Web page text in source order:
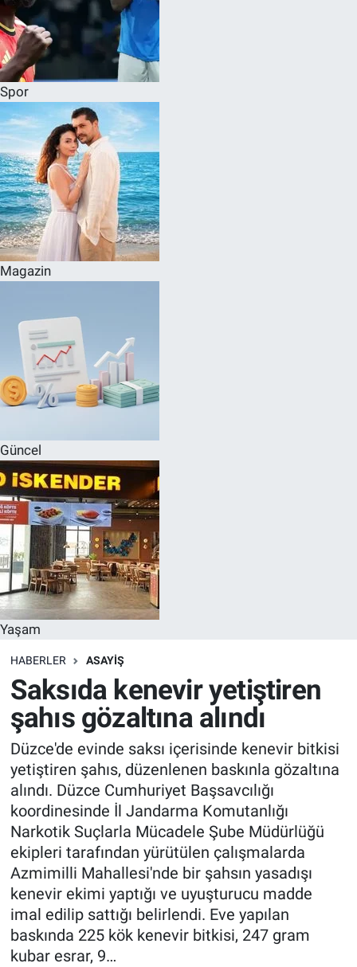
Spor
Magazin
Güncel
Yaşam
HABERLER ASAYIŞ
Saksıda kenevir yetiştiren
şahıs gözaltına alındı
Düzce'de evinde saksı içerisinde kenevir bitkisi
yetiştiren şahıs, düzenlenen baskınla gözaltına
alındı. Düzce Cumhuriyet Başsavcılığı
koordinesinde İl Jandarma Komutanlığı
Narkotik Suçlarla Mücadele Şube Müdürlüğü
ekipleri tarafından yürütülen çalışmalarda
Azmimilli Mahallesi'nde bir şahsın yasadışı
kenevir ekimi yaptığı ve uyuşturucu madde
imal edilip sattığı belirlendi. Eve yapılan
baskında 225 kök kenevir bitkisi, 247 gram
kubar esrar, 9…